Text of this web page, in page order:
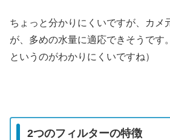
ちょっと分かりにくいですが、カメ
が、多めの水量に適応できそうです
というのがわかりにくいですね）
2つのフィルターの特徴